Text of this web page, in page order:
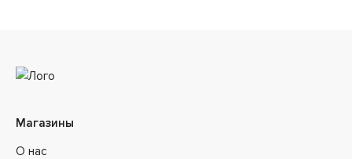
Магазины
О нас